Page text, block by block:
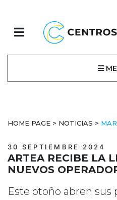
HOME PAGE > NOTICIAS >
30 SEPTIEMBRE 2024
ARTEA RECIBE LA
NUEVOS
Este otoño abren sus